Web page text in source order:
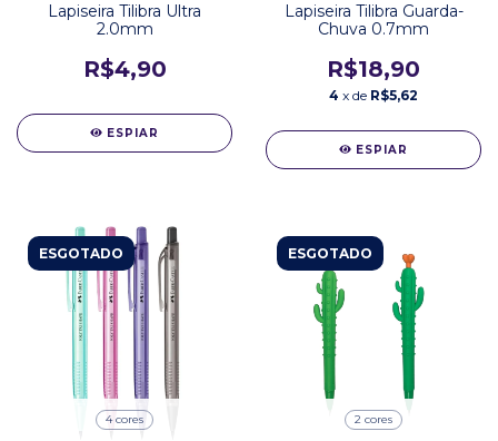
Lapiseira Tilibra Ultra
2.0mm
R$4,90
ESPIAR
Lapiseira Tilibra Guarda-
Chuva 0.7mm
R$18,90
4 x de R$5,62
ESPIAR
ESGOTADO
4 cores
ESGOTADO
2 cores